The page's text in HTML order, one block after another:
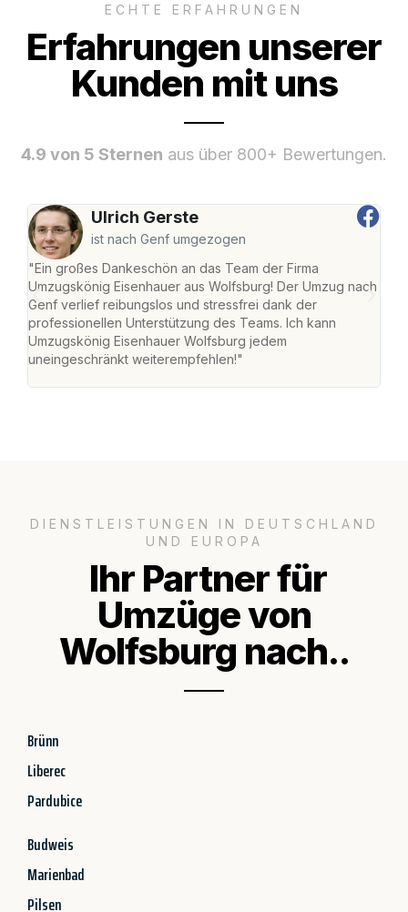
ECHTE ERFAHRUNGEN
Erfahrungen unserer
Kunden mit uns
4.9 von 5 Sternen aus über 800+ Bewertungen.
Ulrich Gerste
ist nach Genf umgezogen
"Ein großes Dankeschön an das Team der Firma
Umzugskönig Eisenhauer aus Wolfsburg! Der Umzug nach
Genf verlief reibungslos und stressfrei dank der
professionellen Unterstützung des Teams. Ich kann
Umzugskönig Eisenhauer Wolfsburg jedem
uneingeschränkt weiterempfehlen!"
DIENSTLEISTUNGEN IN DEUTSCHLAND
UND EUROPA
Ihr Partner für
Umzüge von
Wolfsburg nach..
Brünn
Liberec
Pardubice
Budweis
Marienbad
Pilsen